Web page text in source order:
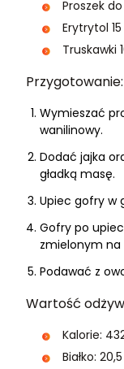
Proszek
Erytrytol
Truskawki
Przygotowanie:
Wymieszać
wanilinowy.
Dodać jajka
gładką masę.
Upiec gofry w
Gofry po
zmielonym na
Podawać z
Wartość
Kalorie:
Białko: